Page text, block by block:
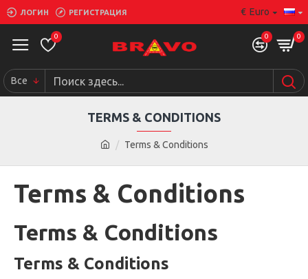
ЛОГИН РЕГИСТРАЦИЯ € Euro
0 0 0
Все
Terms & Conditions
TERMS & CONDITIONS
Terms & Conditions
Terms & Conditions
Terms & Conditions